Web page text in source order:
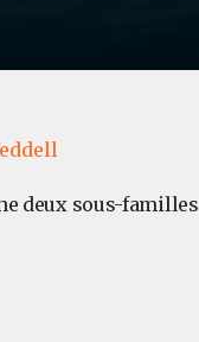
deux sous-familles